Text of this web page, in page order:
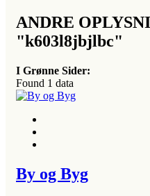
ANDRE
"k603l8jbjlbc"
I Grønne Sider:
Found 1 data
By og Byg